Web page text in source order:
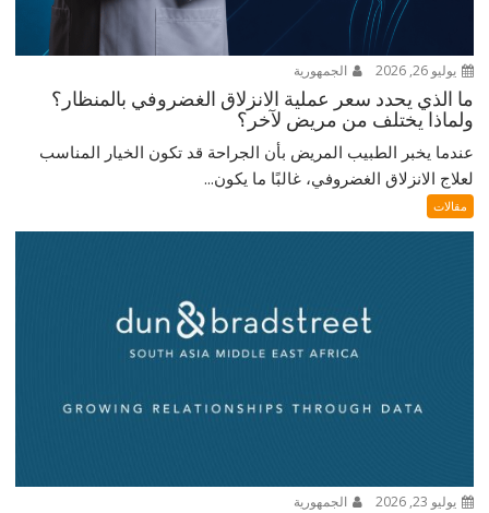
يوليو 26, 2026 الجمهورية
ما الذي يحدد سعر عملية الانزلاق الغضروفي بالمنظار؟
ولماذا يختلف من مريض لآخر؟
عندما يخبر الطبيب المريض بأن الجراحة قد تكون الخيار المناسب
لعلاج الانزلاق الغضروفي، غالبًا ما يكون...
مقالات
يوليو 23, 2026 الجمهورية